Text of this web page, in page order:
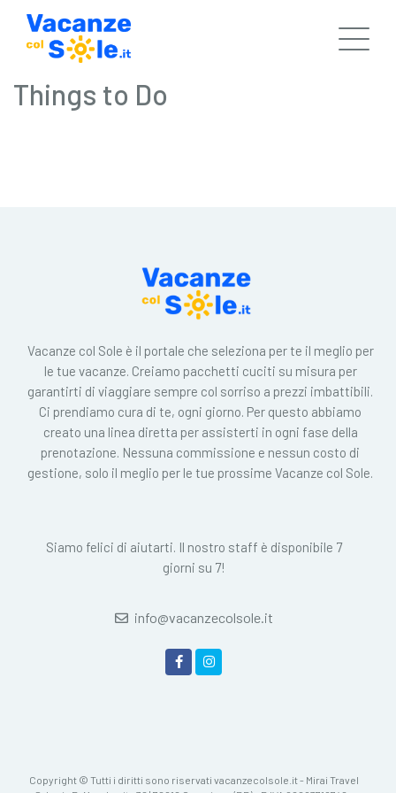
Things to Do
Vacanze col Sole è il portale che seleziona per te il meglio per
le tue vacanze. Creiamo pacchetti cuciti su misura per
garantirti di viaggiare sempre col sorriso a prezzi imbattibili.
Ci prendiamo cura di te, ogni giorno. Per questo abbiamo
creato una linea diretta per assisterti in ogni fase della
prenotazione. Nessuna commissione e nessun costo di
gestione, solo il meglio per le tue prossime Vacanze col Sole.
Siamo felici di aiutarti. Il nostro staff è disponibile 7
giorni su 7!
info@vacanzecolsole.it
Copyright © Tutti i diritti sono riservati vacanzecolsole.it - Mirai Travel